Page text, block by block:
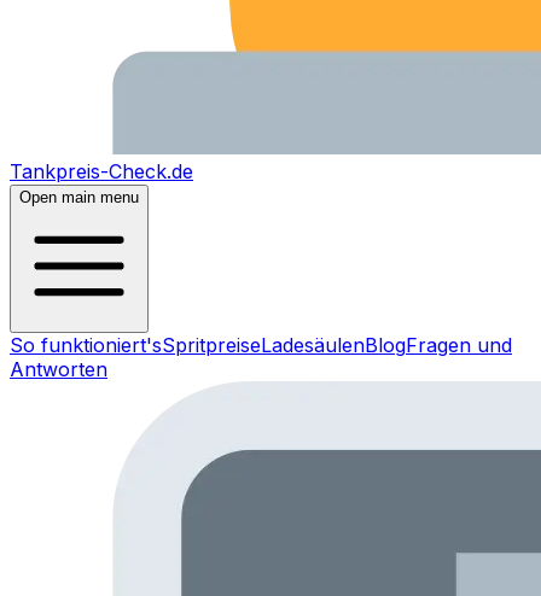
Tankpreis-Check.de
Open main menu
So funktioniert'sSpritpreiseLadesäulenBlogFragen und
Antworten